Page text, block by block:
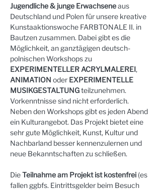
Jugendliche & junge Erwachsene aus
Deutschland und Polen für unsere kreative
Kunstaaktionswoche FARBTONALE II. in
Bautzen zusammen. Dabei gibt es die
Möglichkeit, an ganztägigen deutsch-
polnischen Workshops zu
EXPERIMENTELLER ACRYLMALEREI,
ANIMATION oder EXPERIMENTELLE
MUSIKGESTALTUNG teilzunehmen.
Vorkenntnisse sind nicht erforderlich.
Neben den Workshops gibt es jeden Abend
ein Kulturangebot. Das Projekt bietet eine
sehr gute Möglichkeit, Kunst, Kultur und
Nachbarland besser kennenzulernen und
neue Bekanntschaften zu schließen.
Die Teilnahme am Projekt ist kostenfrei (es
fallen ggbfs. Eintrittsgelder beim Besuch